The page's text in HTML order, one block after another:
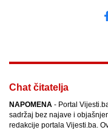
Chat čitatelja
NAPOMENA - Portal
sadržaj bez najave i
redakcije portala Vijesti.ba.